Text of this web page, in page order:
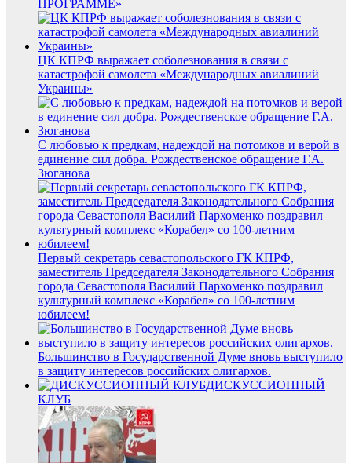
ПРОГРАММЕ»
ЦК КПРФ выражает соболезнования в связи с
катастрофой самолета «Международных авиалиний
Украины»
С любовью к предкам, надеждой на потомков и верой в
единение сил добра. Рождественское обращение Г.А.
Зюганова
Первый секретарь севастопольского ГК КПРФ,
заместитель Председателя Законодательного Собрания
города Севастополя Василий Пархоменко поздравил
культурный комплекс «Корабел» со 100-летним
юбилеем!
Большинство в Государственной Думе вновь выступило
в защиту интересов российских олигархов.
ДИСКУССИОННЫЙ
КЛУБ